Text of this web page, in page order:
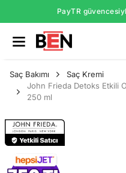
PayTR
Saç Bakımı
Saç Kremi
John Frieda Detoks Etkili
250 ml